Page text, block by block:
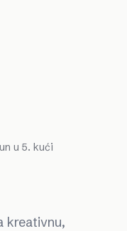
u 5. kući
kreativnu,